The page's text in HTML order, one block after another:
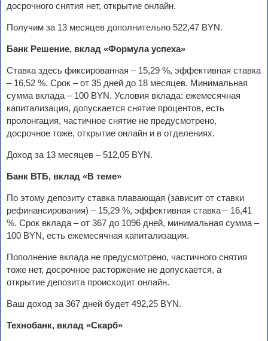
досрочного снятия нет, открытие онлайн.
Получим за 13 месяцев дополнительно 522,47 BYN.
Банк Решение, вклад «Формула успеха»
Ставка здесь фиксированная – 15,29 %, эффективная ставка
– 16,52 %. Срок – от 35 дней до 18 месяцев. Минимальная
сумма вклада – 100 BYN. Условия вклада: ежемесячная
капитализация, допускается снятие процентов, есть
пролонгация, частичное снятие не предусмотрено,
досрочное тоже, открытие онлайн и в отделениях.
Доход за 13 месяцев – 512,05 BYN.
Банк ВТБ, вклад «В теме»
По этому депозиту ставка плавающая (зависит от ставки
рефинансирования) – 15,29 %, эффективная ставка – 16,41
%. Срок вклада – от 367 до 1096 дней, минимальная сумма –
100 BYN, есть ежемесячная капитализация.
Пополнение вклада не предусмотрено, частичного снятия
тоже нет, досрочное расторжение не допускается, а
открытие депозита происходит онлайн.
Ваш доход за 367 дней будет 492,25 BYN.
Технобанк, вклад «Скарб»